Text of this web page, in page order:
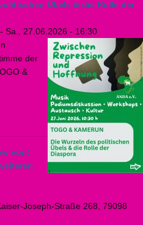
Übels & die Rolle der
- Sa., 27.06.2026 - 16:30
der
&
von:
Joseph-Straße 268, 79098